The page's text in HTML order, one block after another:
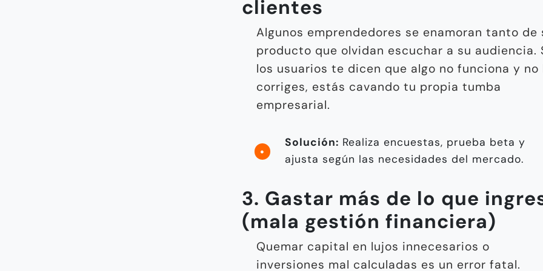
clientes
Algunos emprendedores se enamoran tanto de
producto que olvidan escuchar a su audiencia.
los usuarios te dicen que algo no funciona y no
corriges, estás cavando tu propia tumba
empresarial.
Solución: Realiza encuestas, prueba beta y
ajusta según las necesidades del mercado.
3. Gastar más de lo que
(mala gestión financiera)
Quemar capital en lujos innecesarios o
inversiones mal calculadas es un error fatal.